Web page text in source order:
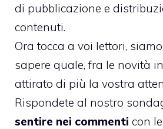
di pubblicazione e
contenuti.
Ora tocca a voi lettori,
sapere quale, fra le novità
attirato di più la vostra
Rispondete al nostro
sentire nei commenti con